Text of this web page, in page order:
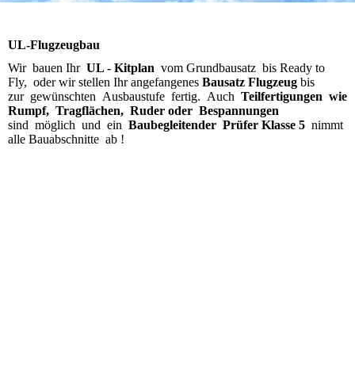
UL-Flugzeugbau
Wir bauen Ihr UL - Kitplan vom Grundbausatz bis Ready to
Fly, oder wir stellen Ihr angefangenes Bausatz Flugzeug bis
zur gewünschten Ausbaustufe fertig. Auch Teilfertigungen wie
Rumpf, Tragflächen, Ruder oder Bespannungen
sind möglich und ein Baubegleitender Prüfer Klasse 5 nimmt
alle Bauabschnitte ab !